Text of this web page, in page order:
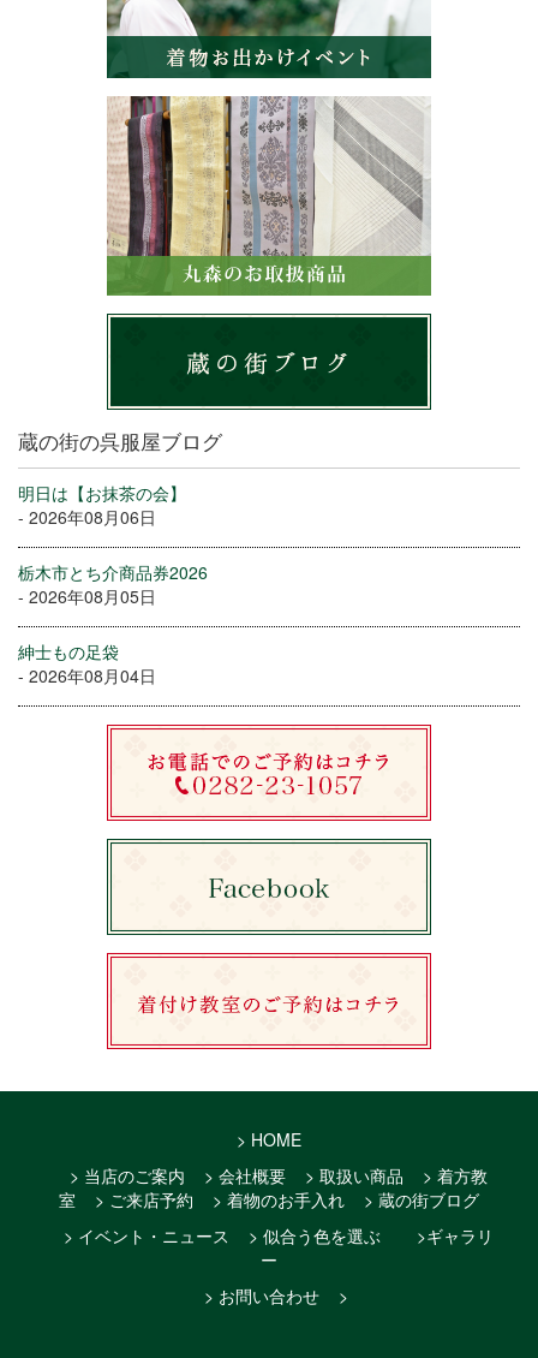
蔵の街の呉服屋ブログ
明日は【お抹茶の会】
- 2026年08月06日
栃木市とち介商品券2026
- 2026年08月05日
紳士もの足袋
- 2026年08月04日
> HOME
> 当店のご案内
> 会社概要 > 取扱い商品
> 着方教
室
> ご来店予約 > 着物のお手入れ
> 蔵の街ブログ
> イベント・ニュース
> 似合う色を選ぶ
>ギャラリ
ー
> お問い合わせ
>